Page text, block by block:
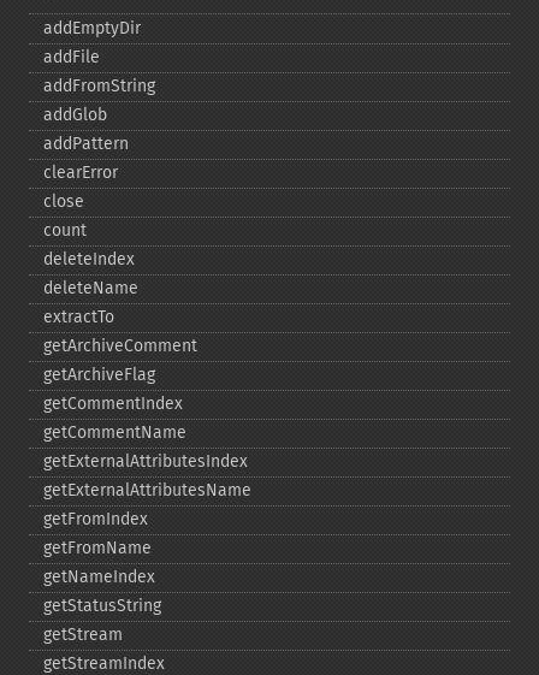
addEmptyDir
addFile
addFromString
addGlob
addPattern
clearError
close
count
deleteIndex
deleteName
extractTo
getArchiveComment
getArchiveFlag
getCommentIndex
getCommentName
getExternalAttributesIndex
getExternalAttributesName
getFromIndex
getFromName
getNameIndex
getStatusString
getStream
getStreamIndex